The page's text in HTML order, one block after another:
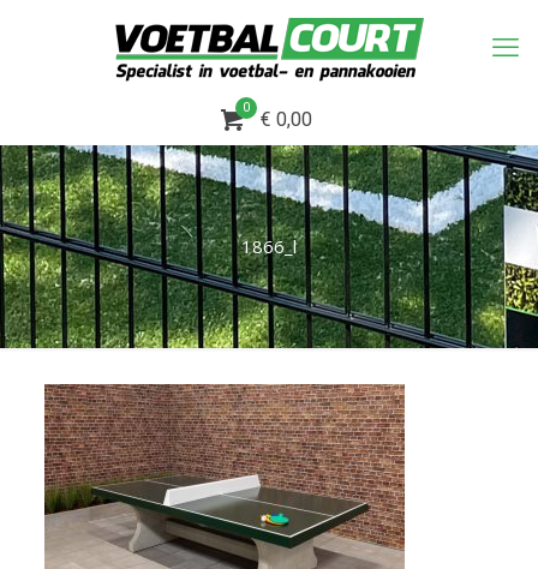
0
€ 0,00
1866_l